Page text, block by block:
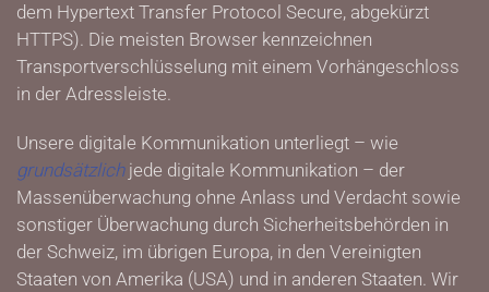
dem Hypertext Transfer Protocol Secure, abgekürzt
HTTPS). Die meisten Browser kennzeichnen
Transportverschlüsselung mit einem Vorhängeschloss
in der Adressleiste.
Unsere digitale Kommunikation unterliegt – wie
grundsätzlichjede digitale Kommunikation – der
Massenüberwachung ohne Anlass und Verdacht sowie
sonstiger Überwachung durch Sicherheitsbehörden in
der Schweiz, im übrigen Europa, in den Vereinigten
Staaten von Amerika (USA) und in anderen Staaten. Wir